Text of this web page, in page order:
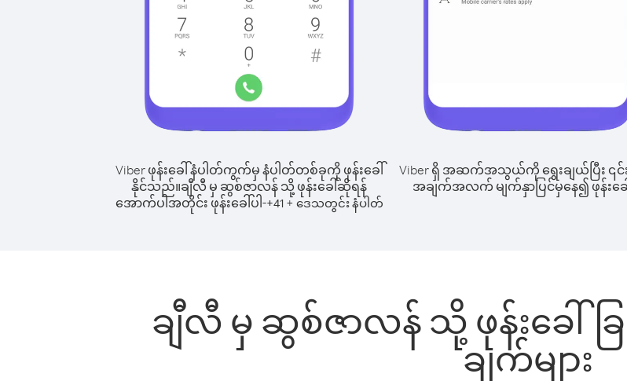
Viber ဖုန်းခေါ်နံပါတ်ကွက်မှ နံပါတ်တစ်ခုကို ဖုန်းခေါ်
နိုင်သည်။ချီလီ မှ ဆွစ်ဇာလန် သို့ ဖုန်းခေါ်ဆိုရန်
အောက်ပါအတိုင်း ဖုန်းခေါ်ပါ-+41+ ဒေသတွင်း နံပါတ်
Viber ရှိ အဆက်အသွယ်ကို ရွေးချယ်ပြီး ၎
အချက်အလက် မျက်နှာပြင်မှနေ၍ ဖုန်းခေ
ချီလီ မှ ဆွစ်ဇာလန် သို့ ဖုန်းခေါ်
ချက်များ